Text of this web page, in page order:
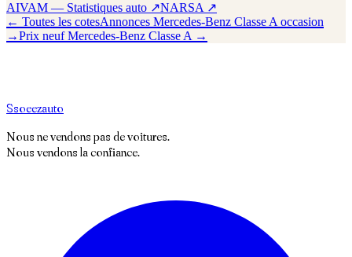
AIVAM — Statistiques auto ↗NARSA ↗
← Toutes les cotesAnnonces Mercedes-Benz Classe A occasion
→Prix neufMercedes-Benz Classe A →
Ssoeezauto
Nous ne vendons pas de voitures.
Nous vendons la confiance.